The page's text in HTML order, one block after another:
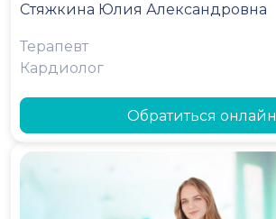
Стяжкина Юлия Александровна
Терапевт
Кардиолог
Обратиться онлайн